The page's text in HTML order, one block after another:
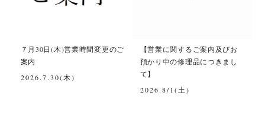
７月30日(木)営業時間変更のご
案内
2026.7.30(木)
【営業に関するご案内及びお
預かり中の修理品につきまし
て】
2026.8/1(土)